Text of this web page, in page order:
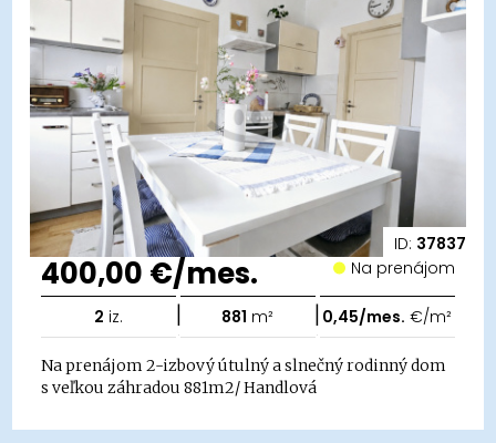
ID: 37837
400,00 €/mes. Na prenájom
2 iz. | 881 m² | 0,45/mes. €/m²
Na prenájom 2-izbový útulný a slnečný rodinný dom
s veľkou záhradou 881m2/ Handlová